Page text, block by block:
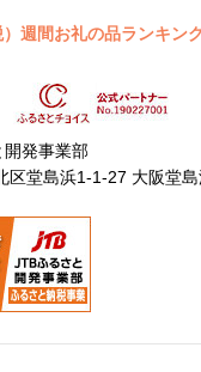
週間お礼の品ランキン
開発事業部
堂島浜1-1-27 大阪堂島